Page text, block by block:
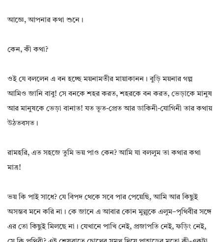
আজ্ঞে, আপনার কথা শুনে।
কেন, কী কথা?
ওই যে বললেন এ বন হচ্ছে ময়নামতীর মায়াকানন। বুড়ি ময়নার গল্প
আমিও জানি বাবু! সে বনকে শহর করত, শহরকে বন করত, ভেড়াকে মানুষ
আর মানুষকে ভেড়া বানাত! যত ভূত-প্রেত আর ডাকিনী-যোগিনী তার কথায়
উঠতবসত।
রামহরি, এত সহজে তুমি ভয় পাও কেন? আমি যা বললুম তা কথার কথা
মাত্র!
ভয় কি পাই সাধে? যে বিপদ থেকে সবে পার পেয়েছি, আমি আর কিছুই
অসম্ভব মনে করি না। কে জানে এ আবার কোন মুল্লুকে এলুম–পৃথিবীর সঙ্গে
এর তো কিছুই মিলছে না। যেখানে পাখি নেই, প্রজাপতি নেই, ফড়িং নেই,